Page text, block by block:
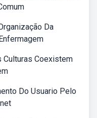
Da
Culturas Coexistem
Do Usuario Pelo